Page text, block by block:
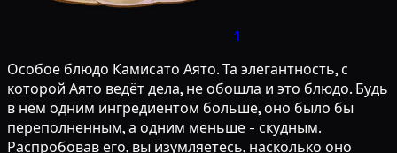
1
Особое блюдо Камисато Аято. Та элегантность, с
которой Аято ведёт дела, не обошла и это блюдо. Будь
в нём одним ингредиентом больше, оно было бы
переполненным, а одним меньше - скудным.
Распробовав его, вы изумляетесь, насколько оно